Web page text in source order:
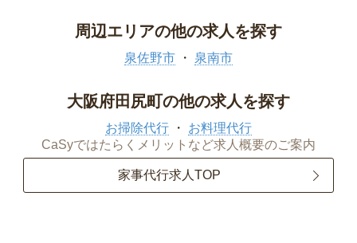
周辺エリアの他の求人を探す
泉佐野市 泉南市
大阪府田尻町の他の求人を探す
お掃除代行
お料理代行
CaSyではたらくメリットなど求人概要のご案内
家事代行求人TOP